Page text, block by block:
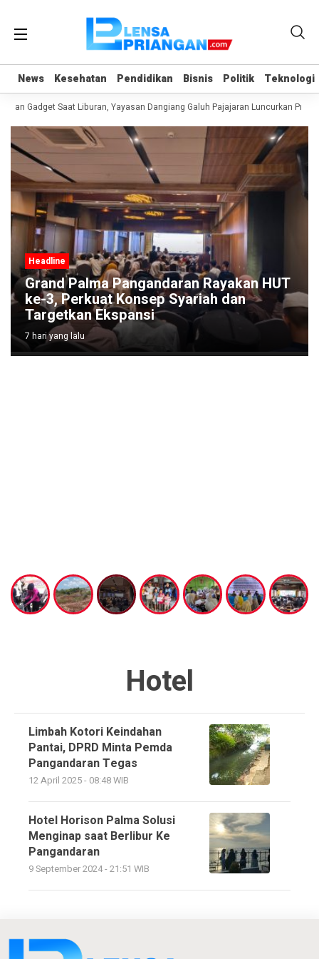
News Kesehatan Pendidikan Bisnis Politik Teknologi
News Kesehatan Pendidikan Bisnis Politik Teknologi
Gadget Saat Liburan, Yayasan Dangiang Galuh Pajajaran Luncurkan
Headline
Grand Palma Pangandaran Rayakan HUT
ke-3, Perkuat Konsep Syariah dan
Targetkan Ekspansi
7 hari yang lalu
Hotel
Limbah Kotori Keindahan
Pantai, DPRD Minta Pemda
Pangandaran Tegas
12 April 2025 - 08:48 WIB
Hotel Horison Palma Solusi
Menginap saat Berlibur Ke
Pangandaran
9 September 2024 - 21:51 WIB